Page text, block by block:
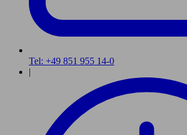
Tel: +49 851 955 14-0
|